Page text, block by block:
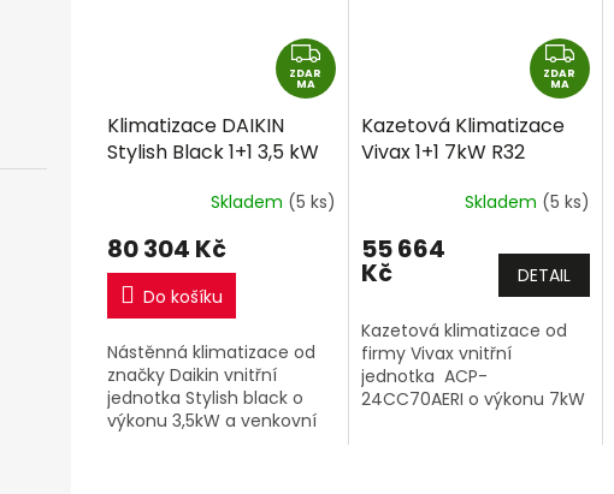
Z
D
R
A
ZDAR
MA
Klimatizace DAIKIN
Stylish Black 1+1 3,5 kW
Skladem (5 ks)
80 304 Kč
Do košíku
Nástěnná klimatizace od
značky Daikin vnitřní
jednotka Stylish black o
výkonu 3,5kW a venkovní
Z
D
A
ZDAR
MA
Kazetová Klimatizace
Vivax 1+1 7kW R32
Skladem (5 ks)
55 664
Kč DETAIL
Kazetová klimatizace od
firmy Vivax vnitřní
jednotka ACP-
24CC70AERI o výkonu 7kW